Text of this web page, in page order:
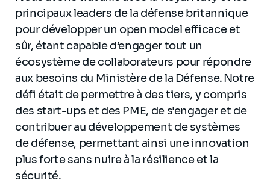
principaux leaders de la défense britannique
pour développer un open model efficace et
sûr, étant capable d’engager tout un
écosystème de collaborateurs pour répondre
aux besoins du Ministère de la Défense. Notre
défi était de permettre à des tiers, y compris
des start-ups et des PME, de s'engager et de
contribuer au développement de systèmes
de défense, permettant ainsi une innovation
plus forte sans nuire à la résilience et la
sécurité.